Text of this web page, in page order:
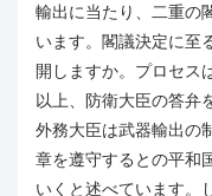
輸出に当たり、二重の
います。閣議決定に至
開しますか。プロセス
以上、防衛大臣の答弁
外務大臣は武器輸出の
章を遵守するとの平和
いくと述べています。